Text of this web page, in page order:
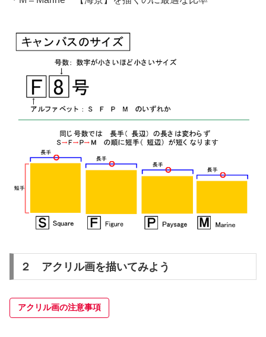
２ アクリル画を描いてみよう
アクリル画の注意事項